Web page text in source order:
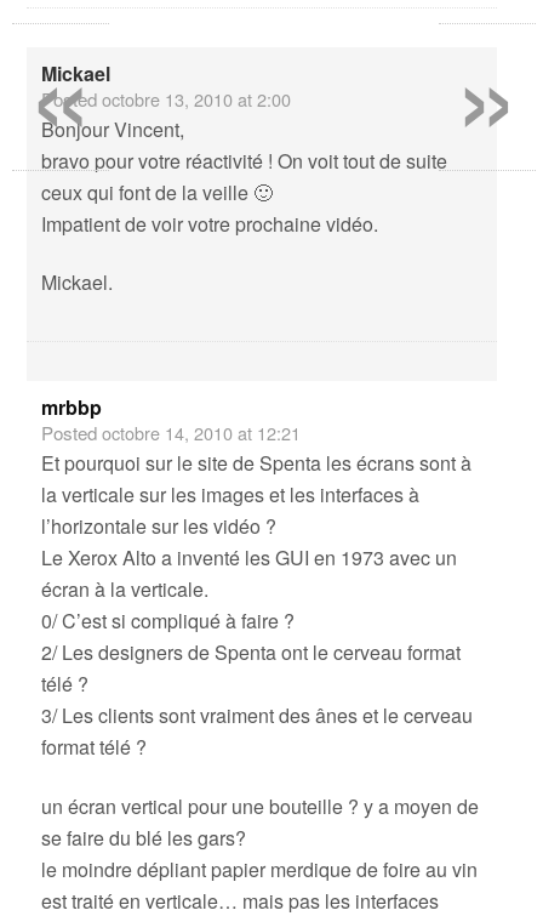
Mickael
Postedoctobre 13, 2010 at 2:00
Bonjour Vincent,
bravo pour votre réactivité ! On voit tout de suite
ceux qui font de la veille 🙂
Impatient de voir votre prochaine vidéo.
Mickael.
mrbbp
Postedoctobre 14, 2010 at 12:21
Et pourquoi sur le site de Spenta les écrans sont à
la verticale sur les images et les interfaces à
l’horizontale sur les vidéo ?
Le Xerox Alto a inventé les GUI en 1973 avec un
écran à la verticale.
0/ C’est si compliqué à faire ?
2/ Les designers de Spenta ont le cerveau format
télé ?
3/ Les clients sont vraiment des ânes et le cerveau
format télé ?
un écran vertical pour une bouteille ? y a moyen de
se faire du blé les gars?
le moindre dépliant papier merdique de foire au vin
est traité en verticale… mais pas les interfaces
»
«